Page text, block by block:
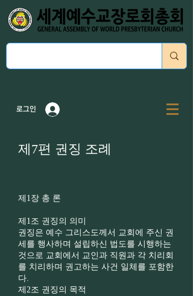
로그인
제7편 권징 조례
제1장 총 론
제1조 권징의 의미
권징은 예수 그리스도께서 교회에 주신 권
세를 행사하며 설립하신 법도를 시행하는
것으로 교회에서 교인과 직원과 각 치리회
를 치리하며 권고하는 사건 일체를 포함한
다.
제2조 권징의 목적